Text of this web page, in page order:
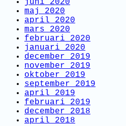
juni 2020
maj 2020
april 2020
mars 2020
februari 2020
januari 2020
december 2019
november 2019
oktober 2019
september 2019
april 2019
februari 2019
december 2018
april 2018